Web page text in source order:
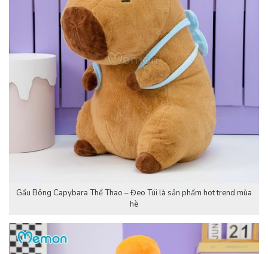
Gấu Bông Capybara Thể Thao – Đeo Túi là sản phẩm hot trend mùa
hè